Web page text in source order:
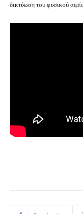
δικτύωση του φυσικού